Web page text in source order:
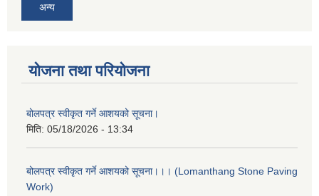
अन्य
योजना तथा परियोजना
बोलपत्र स्वीकृत गर्ने आशयको सूचना।
मिति: 05/18/2026 - 13:34
बोलपत्र स्वीकृत गर्ने आशयको सूचना।।। (Lomanthang Stone Paving
Work)